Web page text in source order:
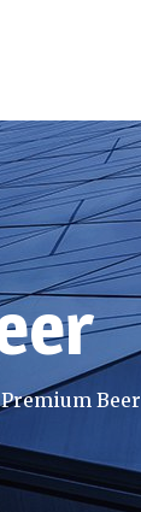
Premium Beer